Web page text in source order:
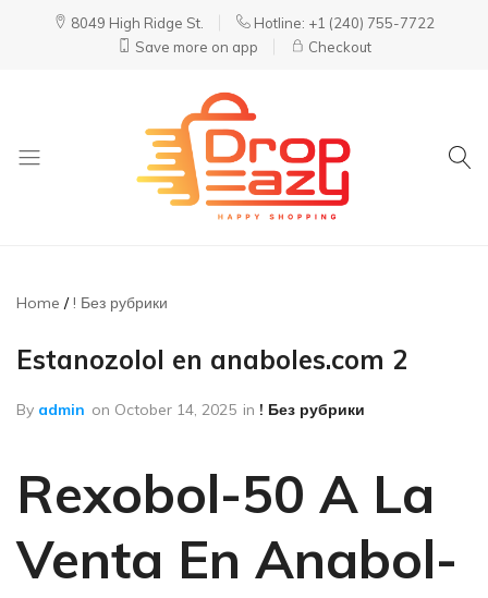
8049 High Ridge St.
Hotline: +1 (240) 755-7722
Save more on app
Checkout
Home ! Без рубрики
Estanozolol en anaboles.com 2
By admin on October 14, 2025 in ! Без рубрики
Rexobol-50 A La
Venta En Anabol-